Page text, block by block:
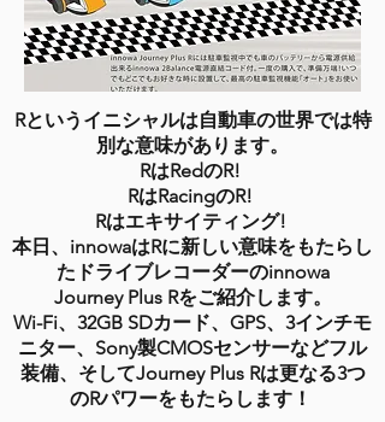
Rというイニシャルは自動車の世界では特
別な意味があります。
RはRedのR!
RはRacingのR!
Rはエキサイティング!
本日、innowaはRに新しい意味をもたらし
たドライブレコーダーのinnowa
Journey Plus Rをご紹介します。
Wi-Fi、32GB SDカード、GPS、3インチモ
ニター、Sony製CMOSセンサーなどフル
装備、そしてJourney Plus Rは更なる3つ
のRパワーをもたらします！